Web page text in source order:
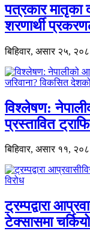
पत्रकार
शरणार्थी
बिहिवार, असार २५,
विश्लेषण:
प्रस्तावित
बिहिवार, असार ११,
ट्रम्पद्वारा
टेक्सासमा